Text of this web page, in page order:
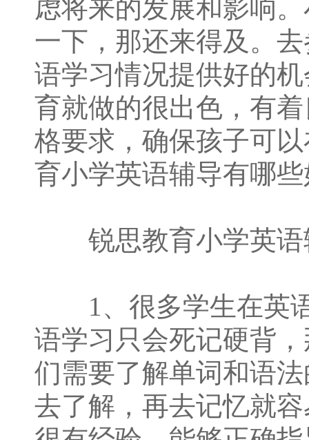
虑将来的发展和影响
一下，那还来得及。
语学习情况提供好的
育就做的很出色，有
格要求，确保孩子可
育小学英语辅导有哪
锐思教育小学英语
1、很多学生在英语
语学习只会死记硬背
们需要了解单词和语
去了解，再去记忆就